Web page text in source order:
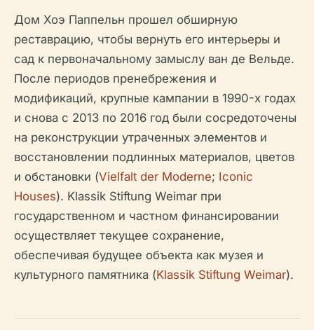
Дом Хоэ Паппельн прошел обширную
реставрацию, чтобы вернуть его интерьеры и
сад к первоначальному замыслу ван де Вельде.
После периодов пренебрежения и
модификаций, крупные кампании в 1990-х годах
и снова с 2013 по 2016 год были сосредоточены
на реконструкции утраченных элементов и
восстановлении подлинных материалов, цветов
и обстановки (Vielfalt der Moderne; Iconic
Houses). Klassik Stiftung Weimar при
государственном и частном финансировании
осуществляет текущее сохранение,
обеспечивая будущее объекта как музея и
культурного памятника (Klassik Stiftung Weimar).